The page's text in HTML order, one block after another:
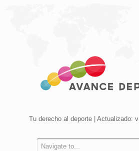
Tu derecho al deporte | Actualizado:
Navigate to...